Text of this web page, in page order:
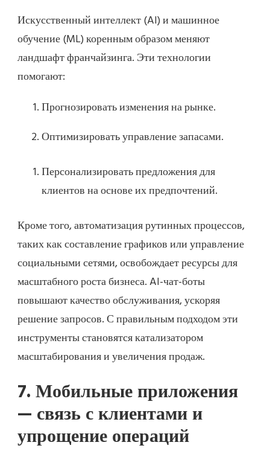
Искусственный интеллект (AI) и машинное
обучение (ML) коренным образом меняют
ландшафт франчайзинга. Эти технологии
помогают:
Прогнозировать изменения на рынке.
Оптимизировать управление запасами.
Персонализировать предложения для
клиентов на основе их предпочтений.
Кроме того, автоматизация рутинных процессов,
таких как составление графиков или управление
социальными сетями, освобождает ресурсы для
масштабного роста бизнеса. AI-чат-боты
повышают качество обслуживания, ускоряя
решение запросов. С правильным подходом эти
инструменты становятся катализатором
масштабирования и увеличения продаж.
7. Мобильные приложения
— связь с клиентами и
упрощение операций